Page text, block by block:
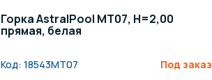
Горка AstralPool MT07, H=2,00
прямая, белая
Код: 18543MT07 Под заказ